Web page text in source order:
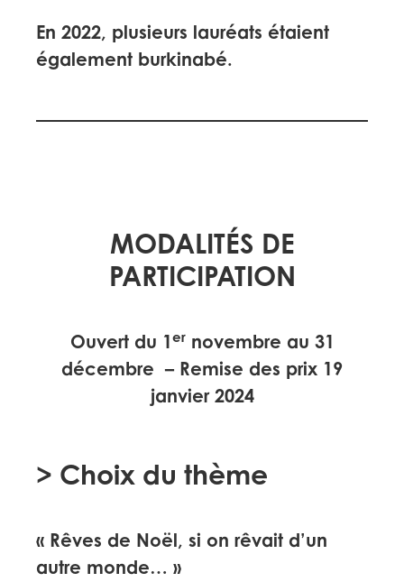
En 2022, plusieurs lauréats étaient
également burkinabé.
MODALITÉS DE
PARTICIPATION
Ouvert du 1 er novembre au 31
décembre – Remise des prix 19
janvier 2024
> Choix du thème
« Rêves de Noël, si on rêvait d’un
autre monde… »